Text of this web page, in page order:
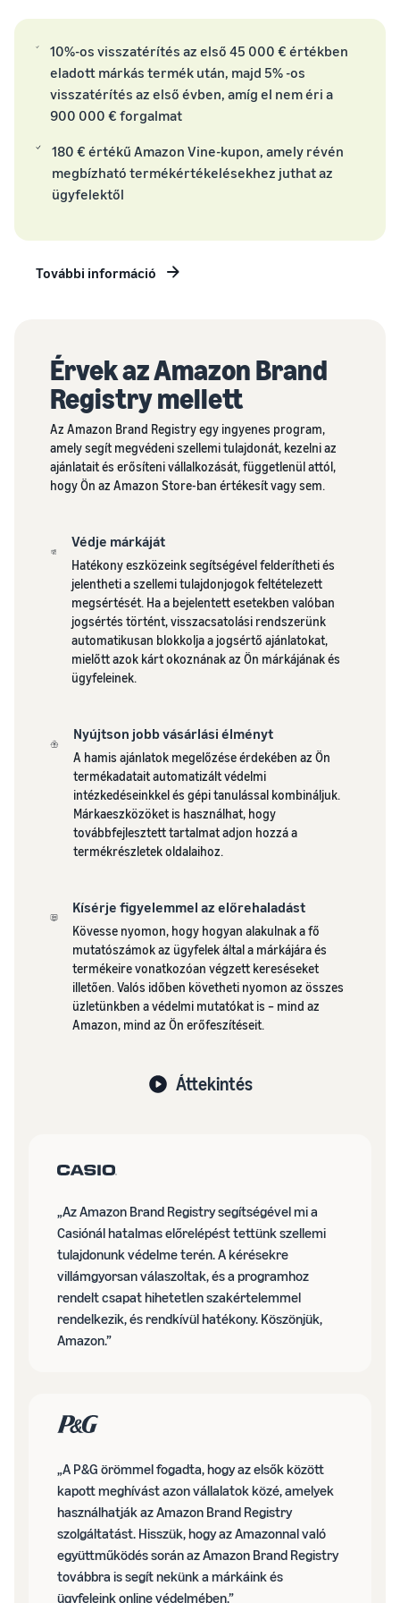
növekedés. Leszel
Alacsonyabb
szállítási
költségek az
alacsony árú
termékekhez
Fulfilment by
Amazon
szolgáltatás
díjszabásáról,
vonatkozik.
Amazon-on,
hozzáférjen a
márkavédelmi
és marketing
eszközökhöz
Hogyan lehet online
értékesíteni a
kiegészítőket
Bővítse online étrend-
kiegészítők értékesítését
Hogyan lehet online
eladni a fejhallgatót
Adjon fejhallgatót
ügyfeleknek világszerte
Hogyan lehet online
Bővítse póló márkáját
10%-os visszatérítés az első 45 000 € értékben
eladott márkás termék után, majd 5% -os
visszatérítés az első évben, amíg el nem éri a
900 000 € forgalmat
180 € értékű Amazon Vine-kupon, amely révén
megbízható termékértékelésekhez juthat az
ügyfelektől
További információ
Érvek az Amazon Brand
Registry mellett
Az Amazon Brand Registry egy ingyenes program,
amely segít megvédeni szellemi tulajdonát, kezelni az
ajánlatait és erősíteni vállalkozását, függetlenül attól,
hogy Ön az Amazon Store-ban értékesít vagy sem.
Védje márkáját
Hatékony eszközeink segítségével felderítheti és
jelentheti a szellemi tulajdonjogok feltételezett
megsértését. Ha a bejelentett esetekben valóban
jogsértés történt, visszacsatolási rendszerünk
automatikusan blokkolja a jogsértő ajánlatokat,
mielőtt azok kárt okoznának az Ön márkájának és
ügyfeleinek.
Nyújtson jobb vásárlási élményt
A hamis ajánlatok megelőzése érdekében az Ön
termékadatait automatizált védelmi
intézkedéseinkkel és gépi tanulással kombináljuk.
Márkaeszközöket is használhat, hogy
továbbfejlesztett tartalmat adjon hozzá a
termékrészletek oldalaihoz.
Kísérje figyelemmel az előrehaladást
Kövesse nyomon, hogy hogyan alakulnak a fő
mutatószámok az ügyfelek által a márkájára és
termékeire vonatkozóan végzett kereséseket
illetően. Valós időben követheti nyomon az összes
üzletünkben a védelmi mutatókat is – mind az
Amazon, mind az Ön erőfeszítéseit.
Áttekintés
„Az Amazon Brand Registry segítségével mi a
Casiónál hatalmas előrelépést tettünk szellemi
tulajdonunk védelme terén. A kérésekre
villámgyorsan válaszoltak, és a programhoz
rendelt csapat hihetetlen szakértelemmel
rendelkezik, és rendkívül hatékony. Köszönjük,
Amazon.”
„A P&G örömmel fogadta, hogy az elsők között
kapott meghívást azon vállalatok közé, amelyek
használhatják az Amazon Brand Registry
szolgáltatást. Hisszük, hogy az Amazonnal való
együttműködés során az Amazon Brand Registry
továbbra is segít nekünk a márkáink és
ügyfeleink online védelmében.”